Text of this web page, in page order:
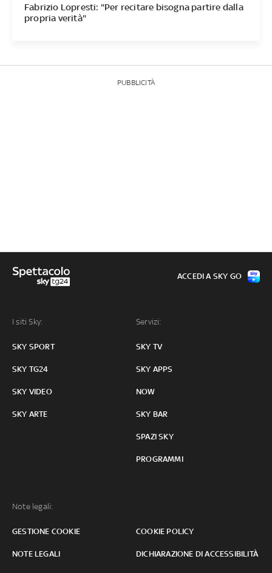
Fabrizio Lopresti: "Per recitare bisogna partire dalla
propria verità"
PUBBLICITÀ
I siti Sky:
SKY SPORT
SKY TG24
SKY VIDEO
SKY ARTE
Servizi:
SKY TV
SKY APPS
NOW
SKY BAR
SPAZI SKY
PROGRAMMI
Note legali:
GESTIONE COOKIE COOKIE POLICY
NOTE LEGALI DICHIARAZIONE DI ACCESSIBILITÀ
ACCEDI A SKY GO